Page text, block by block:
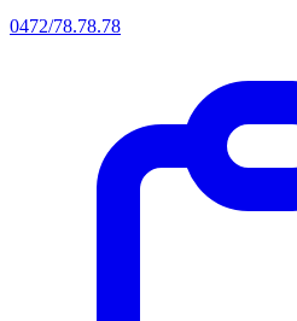
0472/78.78.78